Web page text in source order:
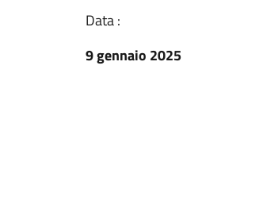
Data :
9 gennaio 2025